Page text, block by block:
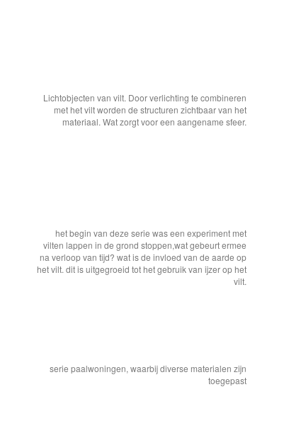
Lichtobjecten van vilt. Door verlichting te combineren
met het vilt worden de structuren zichtbaar van het
materiaal. Wat zorgt voor een aangename sfeer.
het begin van deze serie was een experiment met
vilten lappen in de grond stoppen,wat gebeurt ermee
na verloop van tijd? wat is de invloed van de aarde op
het vilt. dit is uitgegroeid tot het gebruik van ijzer op het
vilt.
serie paalwoningen, waarbij diverse materialen zijn
toegepast